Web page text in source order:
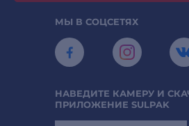
МЫ В СОЦСЕТЯХ
НАВЕДИТЕ КАМЕРУ И
ПРИЛОЖЕНИЕ SULPAK